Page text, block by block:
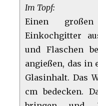
Im Topf:
Einen
Einkochgitter
und Flaschen
angießen, das in
Glasinhalt. Das
cm bedecken.